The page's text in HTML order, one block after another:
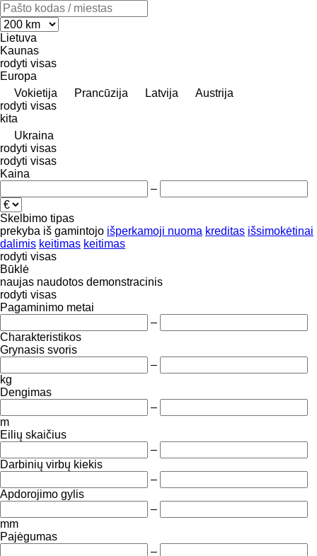
Lietuva
Kaunas
rodyti visas
Europa
Vokietija
Prancūzija Latvija
Austrija
rodyti visas
kita
Ukraina
rodyti visas
rodyti visas
Kaina
–
Skelbimo tipas
prekyba iš gamintojo išperkamoji nuoma kreditas išsimokėtinai
dalimis keitimas keitimas
rodyti visas
Būklė
naujas naudotos demonstracinis
rodyti visas
Pagaminimo metai
–
Charakteristikos
Grynasis svoris
–
kg
Dengimas
–
m
Eilių skaičius
–
Darbinių virbų kiekis
–
Apdorojimo gylis
–
mm
Pajėgumas
–